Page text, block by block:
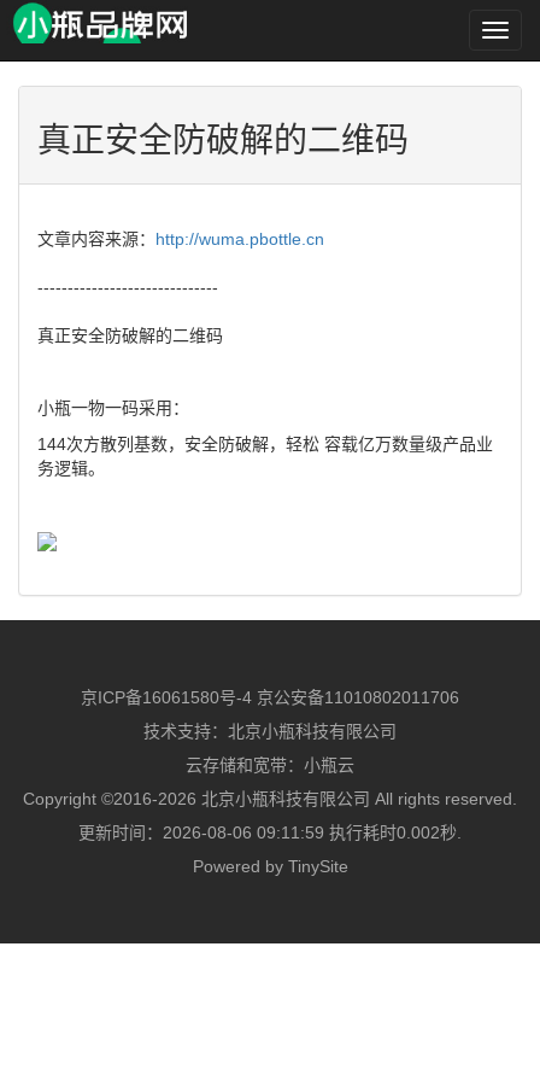
小
瓶
真正安全防破解的二维码
文章内容来源： http://wuma.pbottle.cn
------------------------------
真正安全防破解的二维码
小瓶一物一码采用：
144次方散列基数，安全防破解，轻松 容载亿万数量级产品业
务逻辑。
京ICP备16061580号-4 京公安备11010802011706
技术支持： 北京小瓶科技有限公司
云存储和宽带： 小瓶云
Copyright ©2016-2026 北京小瓶科技有限公司 All rights reserved.
更新时间：2026-08-06 09:11:59 执行耗时0.002秒.
Powered by TinySite